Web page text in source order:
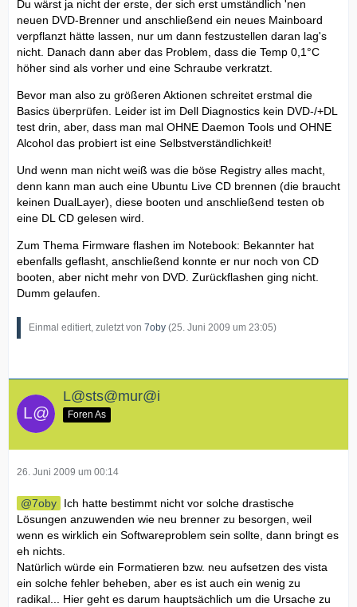
Du wärst ja nicht der erste, der sich erst umständlich 'nen
neuen DVD-Brenner und anschließend ein neues Mainboard
verpflanzt hätte lassen, nur um dann festzustellen daran lag's
nicht. Danach dann aber das Problem, dass die Temp 0,1°C
höher sind als vorher und eine Schraube verkratzt.
Bevor man also zu größeren Aktionen schreitet erstmal die
Basics überprüfen. Leider ist im Dell Diagnostics kein DVD-/+DL
test drin, aber, dass man mal OHNE Daemon Tools und OHNE
Alcohol das probiert ist eine Selbstverständlichkeit!
Und wenn man nicht weiß was die böse Registry alles macht,
denn kann man auch eine Ubuntu Live CD brennen (die braucht
keinen DualLayer), diese booten und anschließend testen ob
eine DL CD gelesen wird.
Zum Thema Firmware flashen im Notebook: Bekannter hat
ebenfalls geflasht, anschließend konnte er nur noch von CD
booten, aber nicht mehr von DVD. Zurückflashen ging nicht.
Dumm gelaufen.
Einmal editiert, zuletzt von 7oby (25. Juni 2009 um 23:05)
L@sts@mur@i
Foren As
26. Juni 2009 um 00:14
7oby
Ich hatte bestimmt nicht vor solche drastische
Lösungen anzuwenden wie neu brenner zu besorgen, weil
wenn es wirklich ein Softwareproblem sein sollte, dann bringt es
eh nichts.
Natürlich würde ein Formatieren bzw. neu aufsetzen des vista
ein solche fehler beheben, aber es ist auch ein wenig zu
radikal... Hier geht es darum hauptsächlich um die Ursache zu